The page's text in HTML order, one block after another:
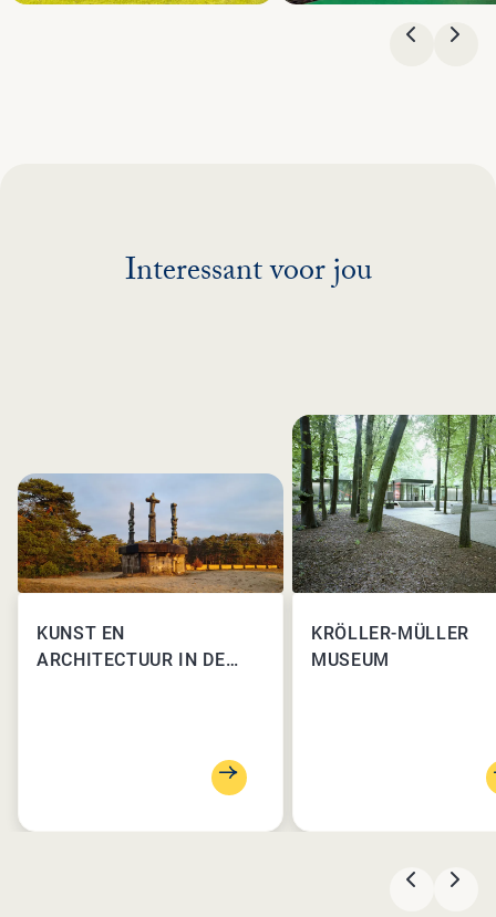
Interessant voor jou
KUNST EN
ARCHITECTUUR IN DE
KRÖLLER-MÜLLER
MUSEUM